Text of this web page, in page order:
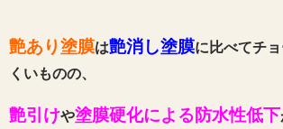
艶あり塗膜は艶消し塗膜に比べてチ
くいものの、
艶引けや塗膜硬化による防水性低下